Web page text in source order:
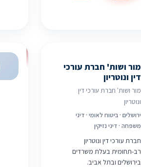
מור ושות' חברת עורכי
דין ונוטריון
מור ושות' חברת עורכי דין
ונוטריון
ירושלים · ביטוח לאומי · דיני
משפחה · דיני נזיקין
חברת עורכי דין ונוטריון
רב-תחומית בעלת משרדים
בירושלים ובתל אביב.